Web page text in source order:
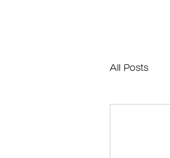
All Posts